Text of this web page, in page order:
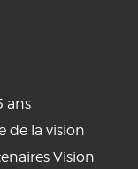
ans
de la vision
Vision